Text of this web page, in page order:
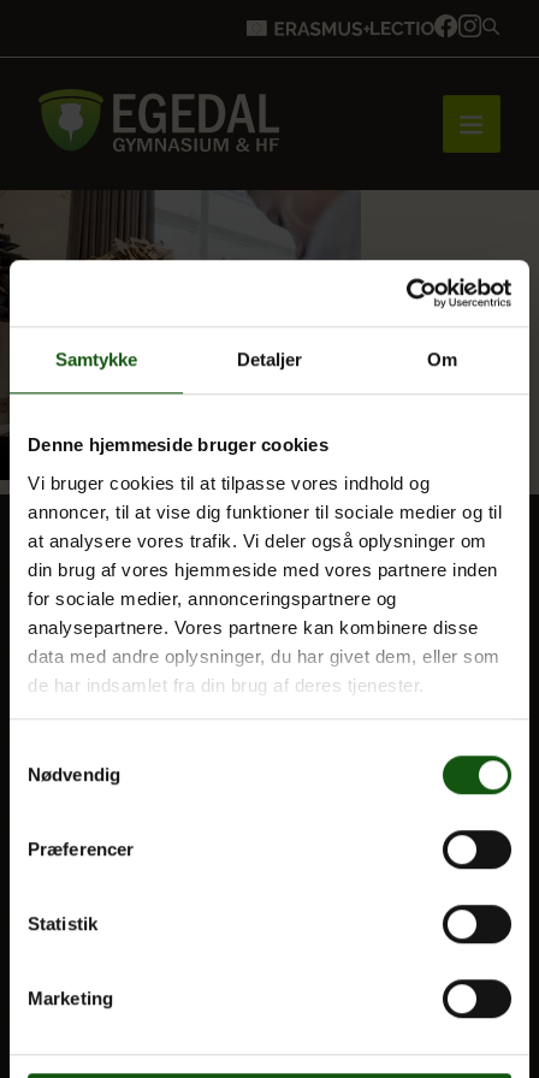
Samtykke Detaljer Om
Denne hjemmeside bruger cookies
Vi bruger cookies til at tilpasse vores indhold og
annoncer, til at vise dig funktioner til sociale medier og til
at analysere vores trafik. Vi deler også oplysninger om
din brug af vores hjemmeside med vores partnere inden
for sociale medier, annonceringspartnere og
analysepartnere. Vores partnere kan kombinere disse
data med andre oplysninger, du har givet dem, eller som
de har indsamlet fra din brug af deres tjenester.
Nødvendig
Præferencer
Statistik
Marketing
Brobygning
Vores uddannelser
Om E.G.
BLIV ELEV
Optagelse
Til forældre
STX
Alle fag og valgfag
OM E.G.
Nyheder
E.G. Historisk